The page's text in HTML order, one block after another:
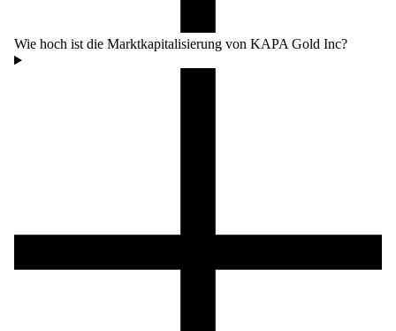
Wie hoch ist die Marktkapitalisierung von KAPA Gold Inc?